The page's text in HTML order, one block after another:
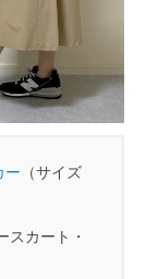
ー （サイズ
スカート・